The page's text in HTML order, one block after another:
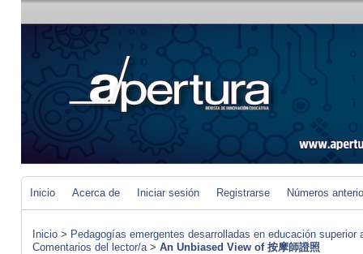
Inicio Acerca de Iniciar sesión Registrarse Números
Inicio > Pedagogías emergentes desarrolladas en educación
Comentarios del lector/a> An Unbiased View of 按摩師證照